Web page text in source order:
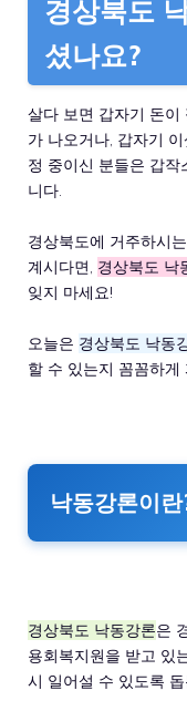
경상북도
셨나요?
살다 보면 갑자기 돈이
가 나오거나, 갑자기
정 중이신 분들은 갑
니다.
경상북도에 거주하시
계시다면, 경상북도 낙
잊지 마세요!
오늘은 경상북도 낙동
할 수 있는지 꼼꼼하게
낙동강론이란
경상북도 낙동강론은
용회복지원을 받고 있
시 일어설 수 있도록